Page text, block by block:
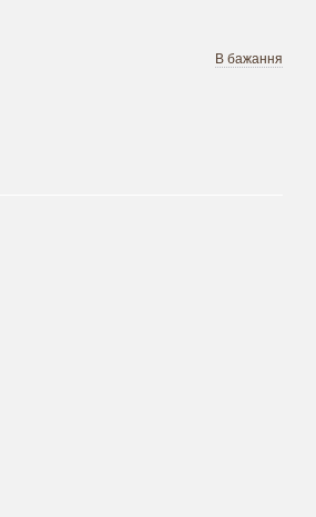
В бажання